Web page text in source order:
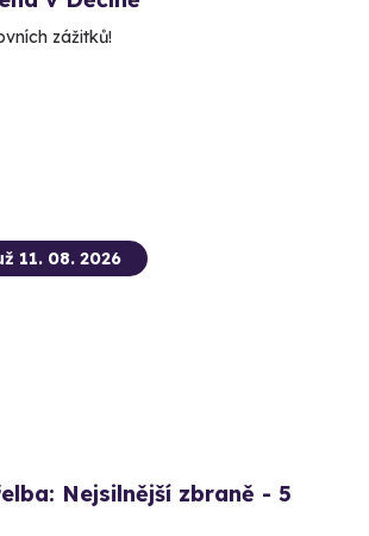
zážitků!
11. 08. 2026
Nejsilnější zbraně - 5